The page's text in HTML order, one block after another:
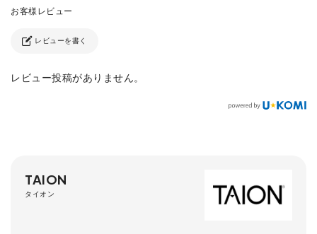
レビューを書く
レビュー投稿がありません。
TAION
タイオン